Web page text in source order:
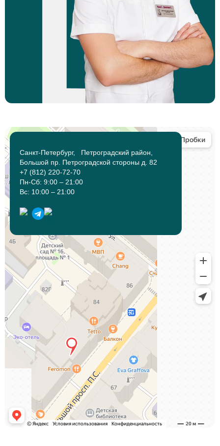
Санкт-Петербург, Петроградский район,
Большой пр. Петроградской стороны д. 82
+7 (812) 220-72-70
Пн-Сб: 9:00 – 21:00
Вс: 10:00 – 21:00